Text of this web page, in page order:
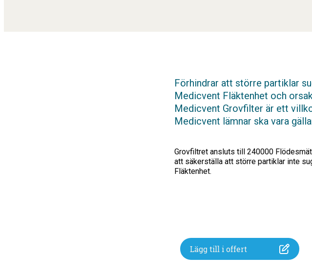
Förhindrar att större partiklar
Medicvent Fläktenhet och
Medicvent Grovfilter är ett
Medicvent lämnar ska vara
Grovfiltret ansluts till 240000
att säkerställa att större partiklar inte
Fläktenhet.
Lägg till i offert